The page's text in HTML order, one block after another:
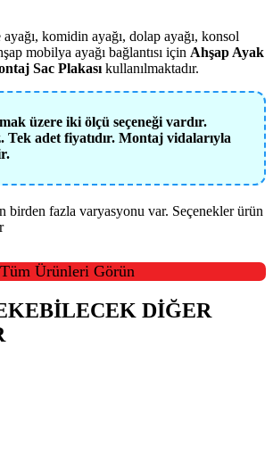
komidin ayağı, dolap ayağı, konsol
mobilya ayağı bağlantısı için Ahşap Ayak
Sac Plakası kullanılmaktadır.
üzere iki ölçü seçeneği vardır.
Tek adet fiyatıdır. Montaj vidalarıyla
birden fazla varyasyonu var. Seçenekler ürün
Ürünleri Görün
DİĞER